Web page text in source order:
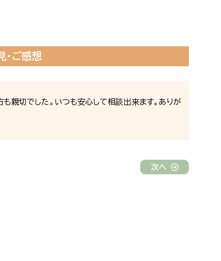
・ご感想
親切でした。いつも安心して相談出来ます。ありが
次へ